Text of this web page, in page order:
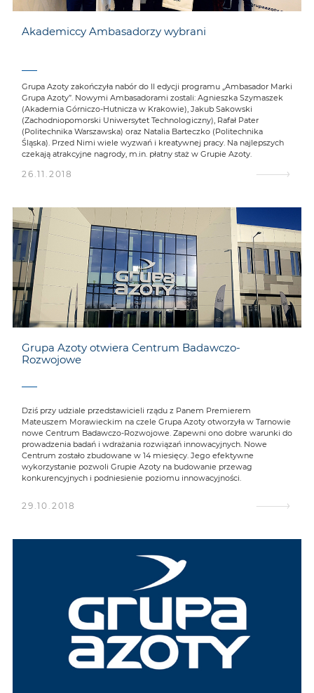
Akademiccy Ambasadorzy wybrani
Grupa Azoty zakończyła nabór do II edycji programu „Ambasador Marki
Grupa Azoty”. Nowymi Ambasadorami zostali: Agnieszka Szymaszek
(Akademia Górniczo-Hutnicza w Krakowie), Jakub Sakowski
(Zachodniopomorski Uniwersytet Technologiczny), Rafał Pater
(Politechnika Warszawska) oraz Natalia Barteczko (Politechnika
Śląska). Przed Nimi wiele wyzwań i kreatywnej pracy. Na najlepszych
czekają atrakcyjne nagrody, m.in. płatny staż w Grupie Azoty.
26.11.2018
Grupa Azoty otwiera Centrum Badawczo-
Rozwojowe
Dziś przy udziale przedstawicieli rządu z Panem Premierem
Mateuszem Morawieckim na czele Grupa Azoty otworzyła w Tarnowie
nowe Centrum Badawczo-Rozwojowe. Zapewni ono dobre warunki do
prowadzenia badań i wdrażania rozwiązań innowacyjnych. Nowe
Centrum zostało zbudowane w 14 miesięcy. Jego efektywne
wykorzystanie pozwoli Grupie Azoty na budowanie przewag
konkurencyjnych i podniesienie poziomu innowacyjności.
29.10.2018